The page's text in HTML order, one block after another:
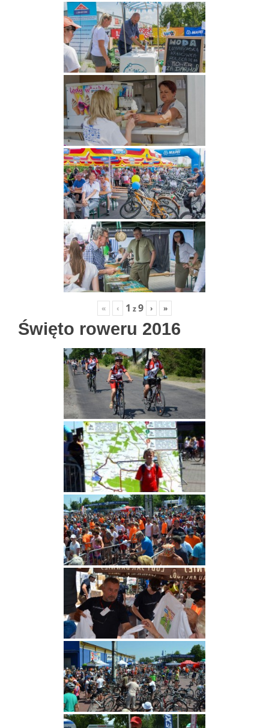
« ‹ 1 z9 › »
Święto roweru 2016